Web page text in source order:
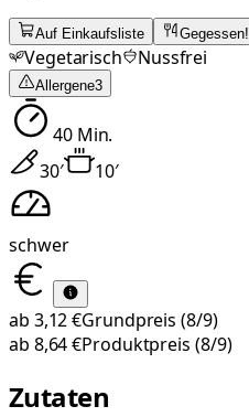
Auf Einkaufsliste Gegessen!
Vegetarisch Nussfrei
Allergene3
40Min.
30′ 10′
schwer
ab 3,12 €Grundpreis (8/9)
ab 8,64 €Produktpreis (8/9)
Zutaten